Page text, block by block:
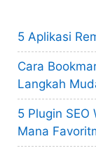
5 Aplikasi
Cara
Langkah
5 Plugin
Mana